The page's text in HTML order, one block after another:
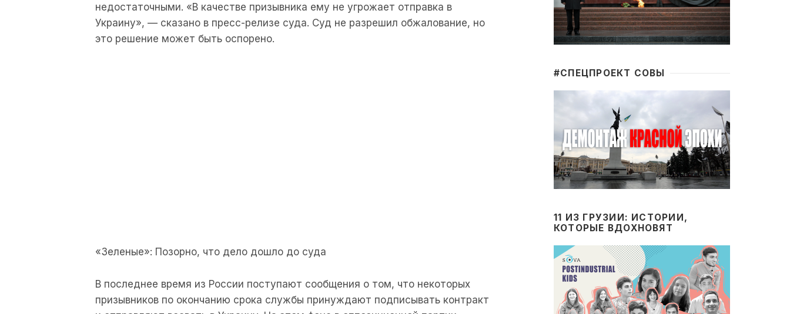
недостаточными. «В качестве призывника ему не угрожает отправка в
Украину», — сказано в пресс-релизе суда. Суд не разрешил обжалование, но
это решение может быть оспорено.
«Зеленые»: Позорно, что дело дошло до суда
В последнее время из России поступают сообщения о том, что некоторых
призывников по окончанию срока службы принуждают подписывать контракт
#CПЕЦПРОЕКТ СОВЫ
11 ИЗ ГРУЗИИ: ИСТОРИИ,
КОТОРЫЕ ВДОХНОВЯТ